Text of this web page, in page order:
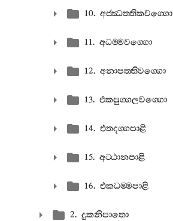
10. අජ‍්ඣත‍්තිකවග‍්ගො
11. අධම‍්මවග‍්ගො
12. අනාපත‍්තිවග‍්ගො
13. එකපුග‍්ගලවග‍්ගො
14. එතදග‍්ගපාළි
15. අට‍්ඨානපාළි
16. එකධම‍්මපාළි
2. දුකනිපාතො